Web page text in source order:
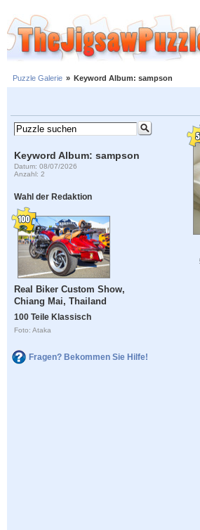
Puzzle Galerie » Keyword Album: sampson
Keyword Album: sampson
Datum: 08/07/2026
Anzahl: 2
Wahl der Redaktion
Real Biker Custom Show,
Chiang Mai, Thailand
100 Teile Klassisch
Foto: Ataka
Fragen? Bekommen Sie Hilfe!